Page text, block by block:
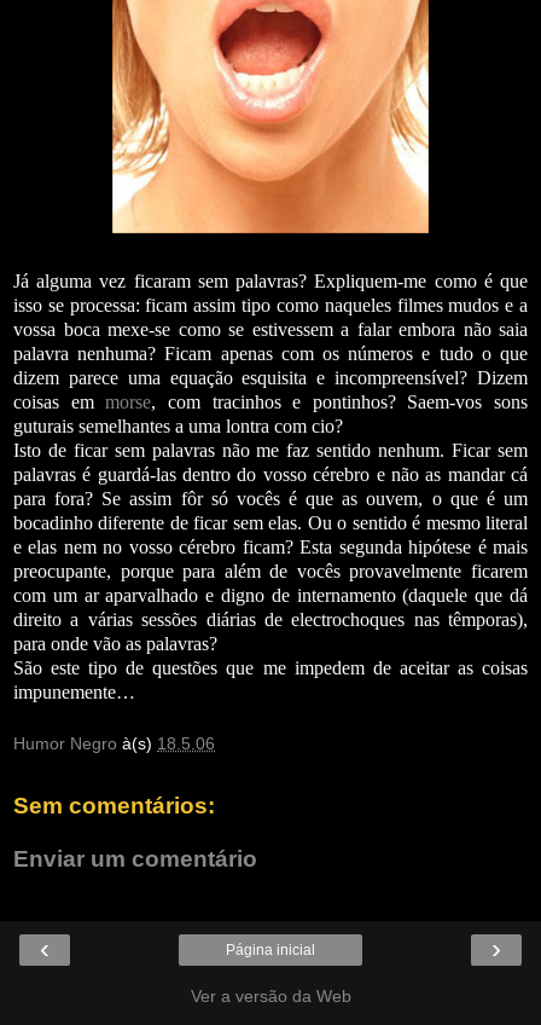
Já alguma vez ficaram sem palavras? Expliquem-me comoé que
isso se processa: ficam assim tipo comonaqueles filmes mudos e a
vossa boca mexe-se comose estivessem a falar embora não saia
palavra nenhuma? Ficam apenas com os números e tudo o que
dizem parece uma equação esquisita e incompreensível? Dizem
coisas emmorse, com tracinhos e pontinhos? Saem-vos sons
guturais semelhantes a uma lontra com cio?
Isto de ficar sem palavras não me faz sentido nenhum. Ficar sem
palavras é guardá-las dentro do vosso cérebro e não as mandar cá
para fora? Se assim fôr só vocês é que as ouvem, o que é um
bocadinho diferente de ficar sem elas. Ou o sentido é mesmo literal
e elas nem no vosso cérebro ficam? Esta segunda hipótese é mais
preocupante, porque para além de vocês provavelmente ficarem
com um ar aparvalhado e digno de internamento (daquele que dá
direito a várias sessões diárias de electrochoques nas têmporas),
para onde vão as palavras?
São este tipo de questões que me impedem de aceitar as coisas
impunemente…
Humor Negro à(s) 18.5.06
Sem comentários:
Enviar um comentário
‹ ›
Página inicial
Ver a versão da Web